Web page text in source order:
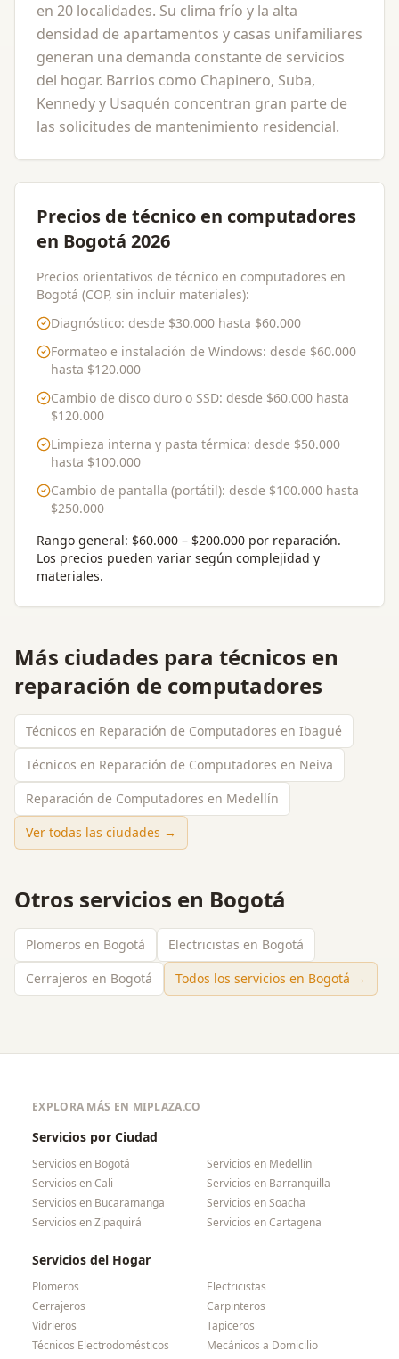
en 20 localidades. Su clima frío y la alta
densidad de apartamentos y casas unifamiliares
generan una demanda constante de servicios
del hogar. Barrios como Chapinero, Suba,
Kennedy y Usaquén concentran gran parte de
las solicitudes de mantenimiento residencial.
Precios de técnico en computadores
en Bogotá 2026
Precios orientativos de técnico en computadores en
Bogotá (COP, sin incluir materiales):
Diagnóstico: desde $30.000 hasta $60.000
Formateo e instalación de Windows: desde $60.000
hasta $120.000
Cambio de disco duro o SSD: desde $60.000 hasta
$120.000
Limpieza interna y pasta térmica: desde $50.000
hasta $100.000
Cambio de pantalla (portátil): desde $100.000 hasta
$250.000
Rango general: $60.000 – $200.000 por reparación.
Los precios pueden variar según complejidad y
materiales.
Más ciudades para técnicos en
reparación de computadores
Técnicos en Reparación de Computadores en Ibagué
Técnicos en Reparación de Computadores en Neiva
Reparación de Computadores en Medellín
Ver todas las ciudades →
Otros servicios en Bogotá
Plomeros en Bogotá
Electricistas en Bogotá
Cerrajeros en Bogotá
Todos los servicios en Bogotá →
EXPLORA MÁS EN MIPLAZA.CO
Servicios por Ciudad
Servicios en Bogotá Servicios en Medellín
Servicios enCali Servicios en Barranquilla
Servicios en Bucaramanga Servicios enSoacha
Servicios enZipaquirá Servicios enCartagena
Servicios del Hogar
Plomeros
Electricistas
Cerrajeros
Carpinteros
Vidrieros
Tapiceros
Técnicos Electrodomésticos
Mecánicos a Domicilio